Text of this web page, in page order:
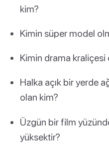
kim?
Kimin süper model
Kimin drama kraliçesi
Halka açık bir yerde
olan kim?
Üzgün bir film
yüksektir?